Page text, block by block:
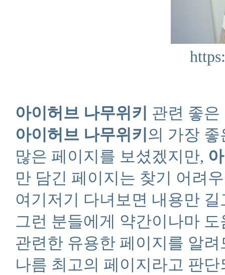
아이허브 나무위키
관련 좋
아이허브 나무위키 의 가장
많은 페이지를 보셨겠지만,
만 담긴 페이지는 찾기 어려
여기저기 다녀보면 내용만
그런 분들에게 약간이나마
관련한 유용한 페이지를 알려
나름 최고의 페이지라고 판